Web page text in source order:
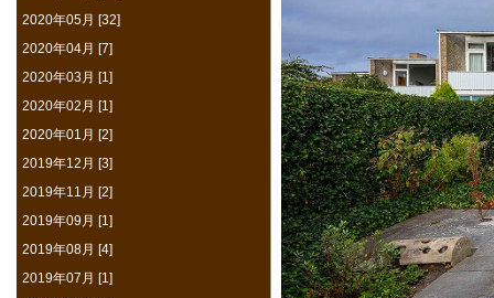
2020年05月 [32]
2020年04月 [7]
2020年03月 [1]
2020年02月 [1]
2020年01月 [2]
2019年12月 [3]
2019年11月 [2]
2019年09月 [1]
2019年08月 [4]
2019年07月 [1]